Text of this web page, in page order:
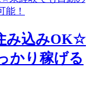
み込みOK☆
かり稼げる